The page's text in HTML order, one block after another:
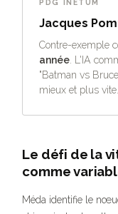
PDG INETUM
Jacques
Contre-exemple
année . L'IA
"Batman vs
mieux et plus vite.
Le défi de la
comme
Méda identifie le